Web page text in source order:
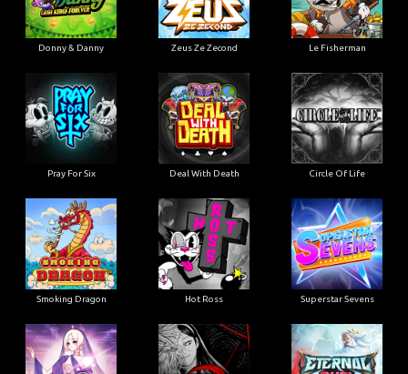
Donny & Danny Zeus Ze Zecond Le Fisherman
Pray For Six Deal With Death Circle Of Life
Smoking Dragon Hot Ross Superstar Sevens